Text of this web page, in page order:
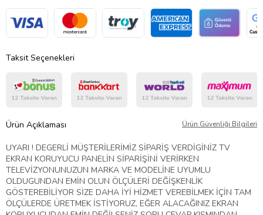
Taksit Seçenekleri
Ürün Açıklaması Ürün Güvenliği Bilgileri
UYARI ! DEGERLİ MÜŞTERİLERİMİZ SİPARİŞ VERDİGİNİZ TV
EKRAN KORUYUCU PANELİN SİPARİŞİNİ VERİRKEN
TELEVİZYONUNUZUN MARKA VE MODELİNE UYUMLU
OLDUGUNDAN EMİN OLUN ÖLÇÜLERİ DEĞİŞKENLİK
GÖSTEREBİLİYOR SİZE DAHA İYİ HİZMET VEREBİLMEK İÇİN TAM
ÖLÇÜLERDE ÜRETMEK İSTİYORUZ, EĞER ALACAĞINIZ EKRAN